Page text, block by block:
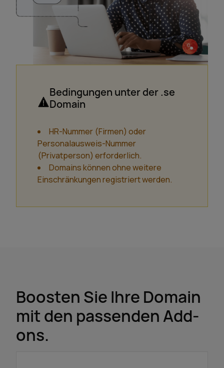
Bedingungen unter der .se
Domain
HR-Nummer (Firmen) oder
Personalausweis-Nummer
(Privatperson) erforderlich.
Domains können ohne weitere
Einschränkungen registriert werden.
Boosten Sie Ihre Domain
mit den passenden Add-
ons.